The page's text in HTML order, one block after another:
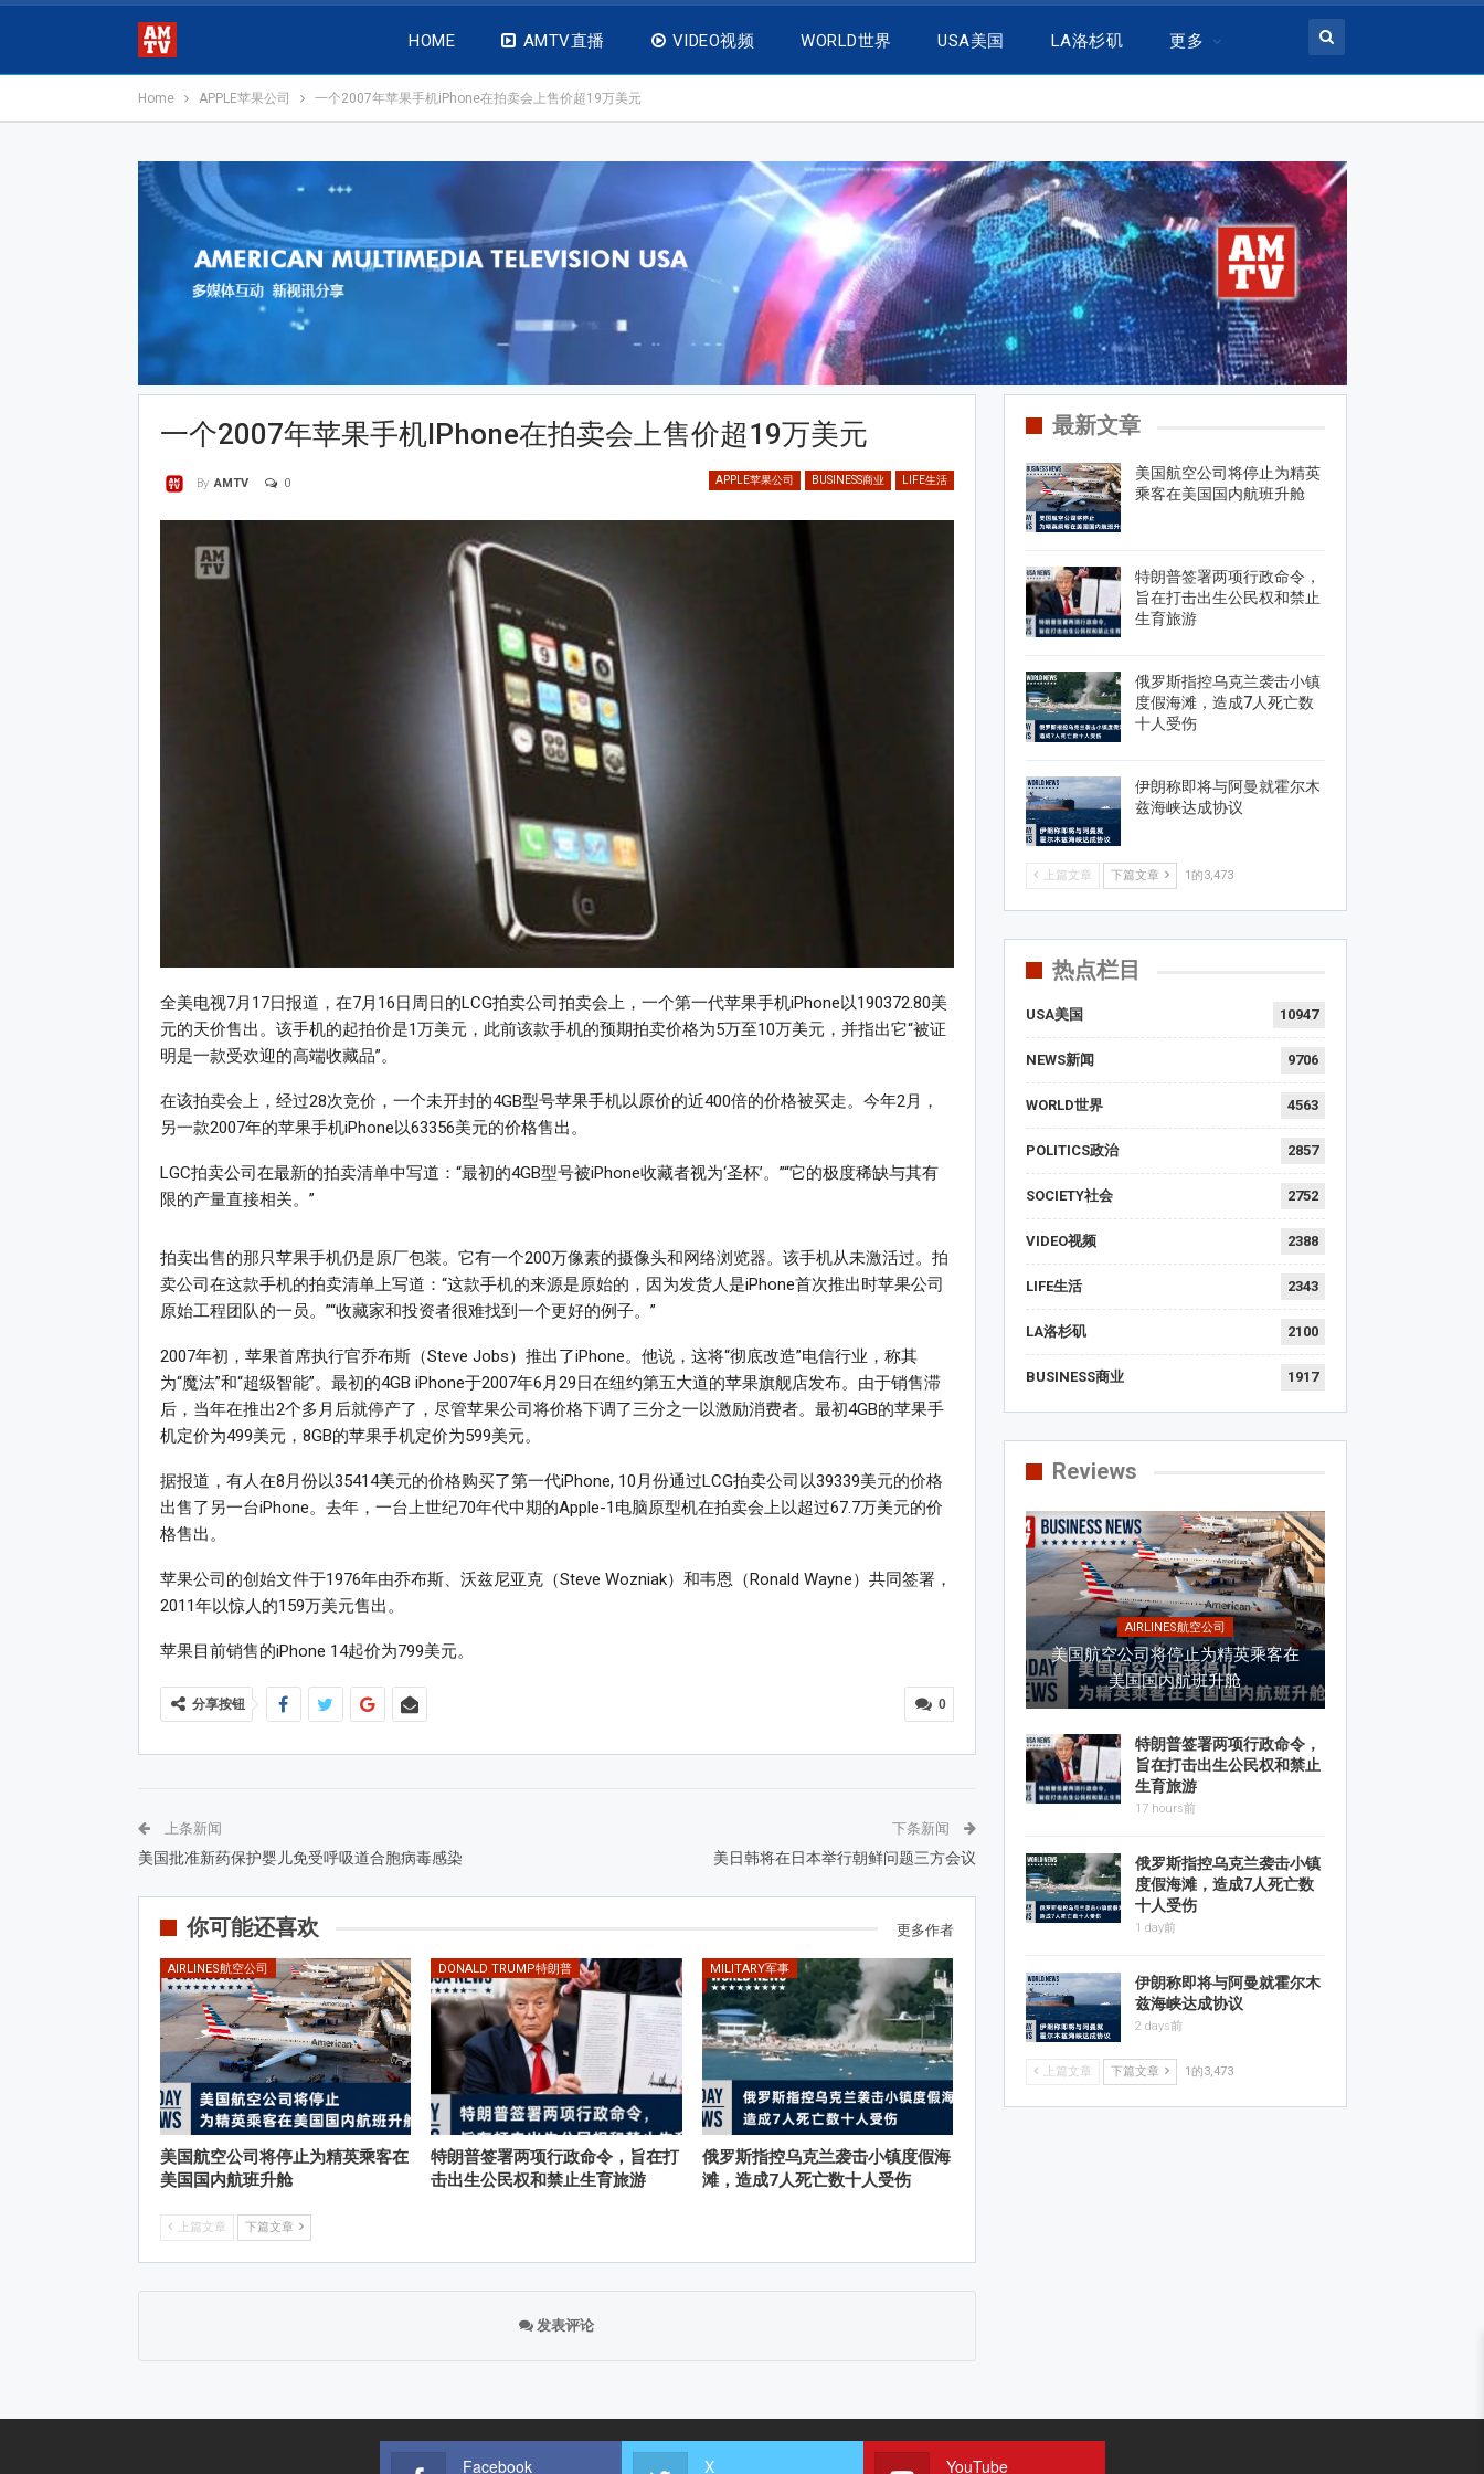
HOME AMTV直播 VIDEO视频 WORLD世界 USA美国 LA洛杉矶 更多
Home APPLE苹果公司 一个2007年苹果手机iPhone在拍卖会上售价超19万美元
一个2007年苹果手机iPhone在拍卖会上售价超19万美元
APPLE苹果公司 BUSINESS商业 LIFE生活
By AMTV 0
全美电视7月17日报道，在7月16日周日的LCG拍卖公司拍卖会上，一个第一代苹果手机iPhone以190372.80美
元的天价售出。该手机的起拍价是1万美元，此前该款手机的预期拍卖价格为5万至10万美元，并指出它“被证
明是一款受欢迎的高端收藏品”。
在该拍卖会上，经过28次竞价，一个未开封的4GB型号苹果手机以原价的近400倍的价格被买走。今年2月，
另一款2007年的苹果手机iPhone以63356美元的价格售出。
LGC拍卖公司在最新的拍卖清单中写道：“最初的4GB型号被iPhone收藏者视为‘圣杯’。”“它的极度稀缺与其有
限的产量直接相关。”
拍卖出售的那只苹果手机仍是原厂包装。它有一个200万像素的摄像头和网络浏览器。该手机从未激活过。拍
卖公司在这款手机的拍卖清单上写道：“这款手机的来源是原始的，因为发货人是iPhone首次推出时苹果公司
原始工程团队的一员。”“收藏家和投资者很难找到一个更好的例子。”
2007年初，苹果首席执行官乔布斯（Steve Jobs）推出了iPhone。他说，这将“彻底改造”电信行业，称其
为“魔法”和“超级智能”。最初的4GB iPhone于2007年6月29日在纽约第五大道的苹果旗舰店发布。由于销售滞
后，当年在推出2个多月后就停产了，尽管苹果公司将价格下调了三分之一以激励消费者。最初4GB的苹果手
机定价为499美元，8GB的苹果手机定价为599美元。
据报道，有人在8月份以35414美元的价格购买了第一代iPhone, 10月份通过LCG拍卖公司以39339美元的价格
出售了另一台iPhone。去年，一台上世纪70年代中期的Apple-1电脑原型机在拍卖会上以超过67.7万美元的价
格售出。
苹果公司的创始文件于1976年由乔布斯、沃兹尼亚克（Steve Wozniak）和韦恩（Ronald Wayne）共同签署，
2011年以惊人的159万美元售出。
苹果目前销售的iPhone 14起价为799美元。
0
分享按钮
上条新闻
美国批准新药保护婴儿免受呼吸道合胞病毒感染
下条新闻
美日韩将在日本举行朝鲜问题三方会议
你可能还喜欢 更多作者
AIRLINES航空公司
美国航空公司将停止为精英乘客在
美国国内航班升舱
DONALD TRUMP特朗普
特朗普签署两项行政命令，旨在打
击出生公民权和禁止生育旅游
MILITARY军事
俄罗斯指控乌克兰袭击小镇度假海
滩，造成7人死亡数十人受伤
上篇文章 下篇文章
发表评论
最新文章
美国航空公司将停止为精英
乘客在美国国内航班升舱
特朗普签署两项行政命令，
旨在打击出生公民权和禁止
生育旅游
俄罗斯指控乌克兰袭击小镇
度假海滩，造成7人死亡数
十人受伤
伊朗称即将与阿曼就霍尔木
兹海峡达成协议
上篇文章 下篇文章 1的3,473
热点栏目
USA美国 10947
NEWS新闻 9706
WORLD世界 4563
POLITICS政治 2857
SOCIETY社会 2752
VIDEO视频 2388
LIFE生活 2343
LA洛杉矶 2100
BUSINESS商业 1917
Reviews
AIRLINES航空公司
美国航空公司将停止为精英乘客在
美国国内航班升舱
特朗普签署两项行政命令，
旨在打击出生公民权和禁止
生育旅游
17 hours前
俄罗斯指控乌克兰袭击小镇
度假海滩，造成7人死亡数
十人受伤
1 day前
伊朗称即将与阿曼就霍尔木
兹海峡达成协议
2 days前
上篇文章 下篇文章 1的3,473
Facebook X YouTube